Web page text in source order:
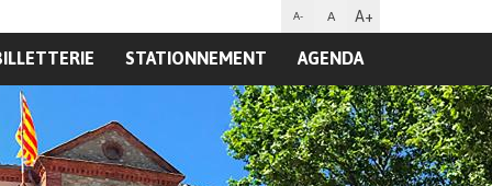
A- A A+
STATIONNEMENT AGENDA